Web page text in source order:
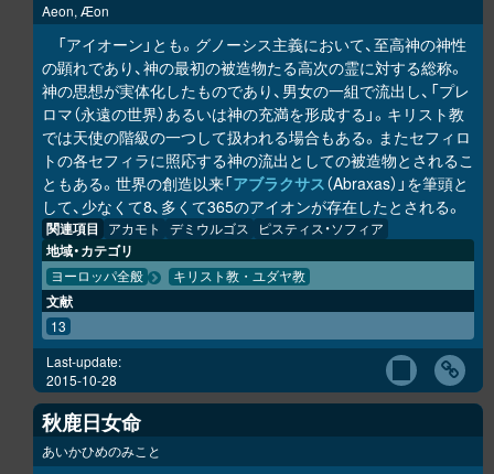
Aeon, Æon
「アイオーン」とも。グノーシス主義において、至高神の神性
の顕れであり、神の最初の被造物たる高次の霊に対する総称。
神の思想が実体化したものであり、男女の一組で流出し、「プレ
ロマ（永遠の世界）あるいは神の充満を形成する」。キリスト教
では天使の階級の一つして扱われる場合もある。またセフィロ
トの各セフィラに照応する神の流出としての被造物とされるこ
ともある。世界の創造以来「アブラクサス（Abraxas）」を筆頭と
して、少なくて8、多くて365のアイオンが存在したとされる。
関連項目 アカモト デミウルゴス ピスティス・ソフィア
地域・カテゴリ
ヨーロッパ全般 キリスト教・ユダヤ教
文献
13
Last-update:
2015-10-28
秋鹿日女命
あいかひめのみこと